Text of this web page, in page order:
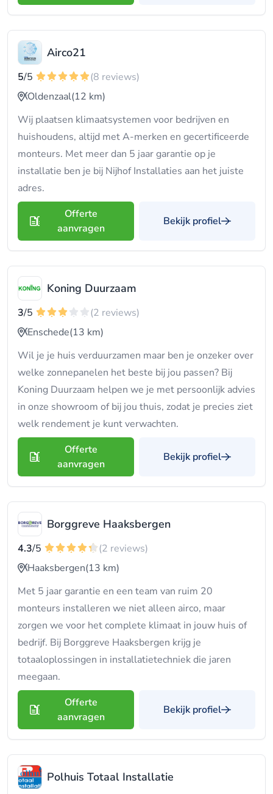
Airco21
5/5
(8 reviews)
Oldenzaal(12 km)
Wij plaatsen klimaatsystemen voor bedrijven en
huishoudens, altijd met A-merken en gecertificeerde
monteurs. Met meer dan 5 jaar garantie op je
installatie ben je bij Nijhof Installaties aan het juiste
adres.
Offerte
aanvragen
Bekijk profiel
Koning Duurzaam
3/5
(2 reviews)
Enschede(13 km)
Wil je je huis verduurzamen maar ben je onzeker over
welke zonnepanelen het beste bij jou passen? Bij
Koning Duurzaam helpen we je met persoonlijk advies
in onze showroom of bij jou thuis, zodat je precies ziet
welk rendement je kunt verwachten.
Offerte
aanvragen
Bekijk profiel
Borggreve Haaksbergen
4.3/5
(2 reviews)
Haaksbergen(13 km)
Met 5 jaar garantie en een team van ruim 20
monteurs installeren we niet alleen airco, maar
zorgen we voor het complete klimaat in jouw huis of
bedrijf. Bij Borggreve Haaksbergen krijg je
totaaloplossingen in installatietechniek die jaren
meegaan.
Offerte
aanvragen
Bekijk profiel
Polhuis Totaal Installatie